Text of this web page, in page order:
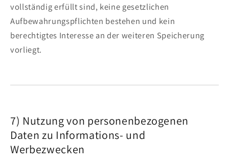
vollständig erfüllt sind, keine gesetzlichen
Aufbewahrungspflichten bestehen und kein
berechtigtes Interesse an der weiteren Speicherung
vorliegt.
7) Nutzung von personenbezogenen
Daten zu Informations- und
Werbezwecken